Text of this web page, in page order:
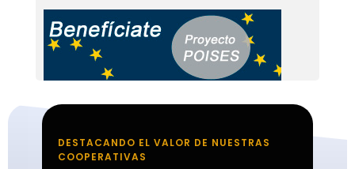
DESTACANDO EL VALOR DE NUESTRAS
COOPERATIVAS